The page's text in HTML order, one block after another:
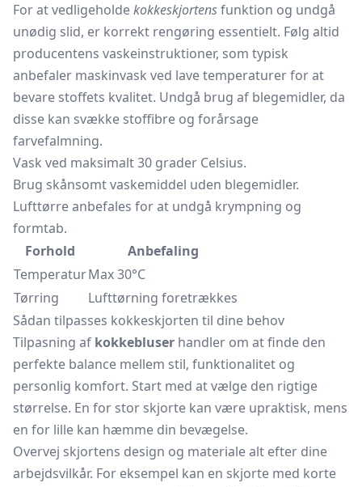
For at vedligeholdekokkeskjortensfunktion og undgå
unødig slid, er korrekt rengøring essentielt. Følg altid
producentens vaskeinstruktioner, som typisk
anbefaler maskinvask ved lave temperaturer for at
bevare stoffets kvalitet. Undgå brug af blegemidler, da
disse kan svække stoffibre og forårsage
farvefalmning.
Vask ved maksimalt 30 grader Celsius.
Brug skånsomt vaskemiddel uden blegemidler.
Lufttørre anbefales for at undgå krympning og
formtab.
Forhold
Anbefaling
TemperaturMax 30°C
Tørring
Lufttørning foretrækkes
Sådan tilpasses kokkeskjorten til dine behov
Tilpasning af kokkebluser handler om at finde den
perfekte balance mellem stil, funktionalitet og
personlig komfort. Start med at vælge den rigtige
størrelse. En for stor skjorte kan være upraktisk, mens
en for lille kan hæmme din bevægelse.
Overvej skjortens design og materiale alt efter dine
arbejdsvilkår. For eksempel kan en skjorte med korte